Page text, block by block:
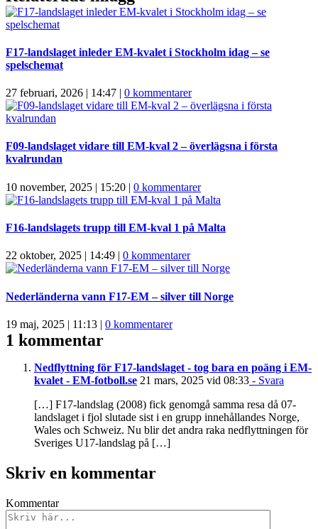
F17-landslaget inleder EM-kvalet i Stockholm idag – se
spelschemat
27 februari, 2026 | 14:47 | 0 kommentarer
F09-landslaget vidare till EM-kval 2 – överlägsna i första
kvalrundan
10 november, 2025 | 15:20 | 0 kommentarer
F16-landslagets trupp till EM-kval 1 på Malta
22 oktober, 2025 | 14:49 | 0 kommentarer
Nederländerna vann F17-EM – silver till Norge
19 maj, 2025 | 11:13 | 0 kommentarer
1 kommentar
Nedflyttning för F17-landslaget - tog bara en poäng i EM-
kvalet - EM-fotboll.se 21 mars, 2025 vid 08:33 - Svara
[…] F17-landslag (2008) fick genomgå samma resa då 07-
landslaget i fjol slutade sist i en grupp innehållandes Norge,
Wales och Schweiz. Nu blir det andra raka nedflyttningen för
Sveriges U17-landslag på […]
Skriv en kommentar
Kommentar